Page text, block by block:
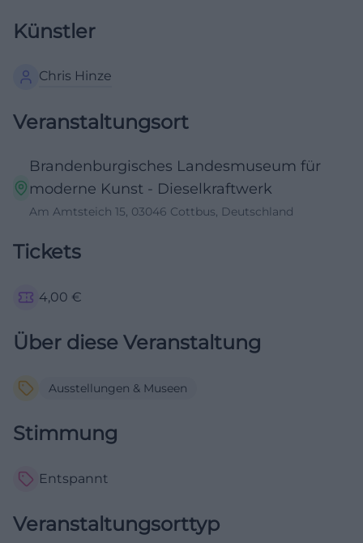
Künstler
Chris Hinze
Veranstaltungsort
Brandenburgisches Landesmuseum für
moderne Kunst - Dieselkraftwerk
Am Amtsteich 15, 03046 Cottbus, Deutschland
Tickets
4,00 €
Über diese Veranstaltung
Ausstellungen & Museen
Stimmung
Entspannt
Veranstaltungsorttyp